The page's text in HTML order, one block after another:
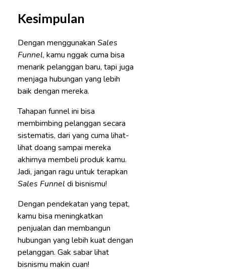
Kesimpulan
Dengan menggunakan Sales
Funnel, kamu nggak cuma bisa
menarik pelanggan baru, tapi juga
menjaga hubungan yang lebih
baik dengan mereka.
Tahapan funnel ini bisa
membimbing pelanggan secara
sistematis, dari yang cuma lihat-
lihat doang sampai mereka
akhirnya membeli produk kamu.
Jadi, jangan ragu untuk terapkan
Sales Funnel di bisnismu!
Dengan pendekatan yang tepat,
kamu bisa meningkatkan
penjualan dan membangun
hubungan yang lebih kuat dengan
pelanggan. Gak sabar lihat
bisnismu makin cuan!